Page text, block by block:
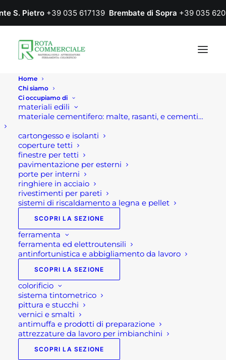
S. Pietro +39 035 617139 Brembate di Sopra +39 035
Home
Chi siamo
Ci occupiamo di
materiali edili
materiale cementifero: malte, rasanti, e cementi…
cartongesso e isolanti
coperture tetti
finestre per tetti
pavimentazione per esterni
porte per interni
ringhiere in acciaio
rivestimenti per pareti
sistemi di riscaldamento a legna e pellet
SCOPRI LA SEZIONE
ferramenta
ferramenta ed elettroutensili
antinfortunistica e abbigliamento da lavoro
SCOPRI LA SEZIONE
colorificio
sistema tintometrico
pittura e stucchi
vernici e smalti
antimuffa e prodotti di preparazione
attrezzature da lavoro per imbianchini
SCOPRI LA SEZIONE
Home Prodotto Colore BASALT GRAU
BASALT GRAU